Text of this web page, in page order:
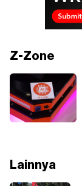
Z-Zone
Lainnya